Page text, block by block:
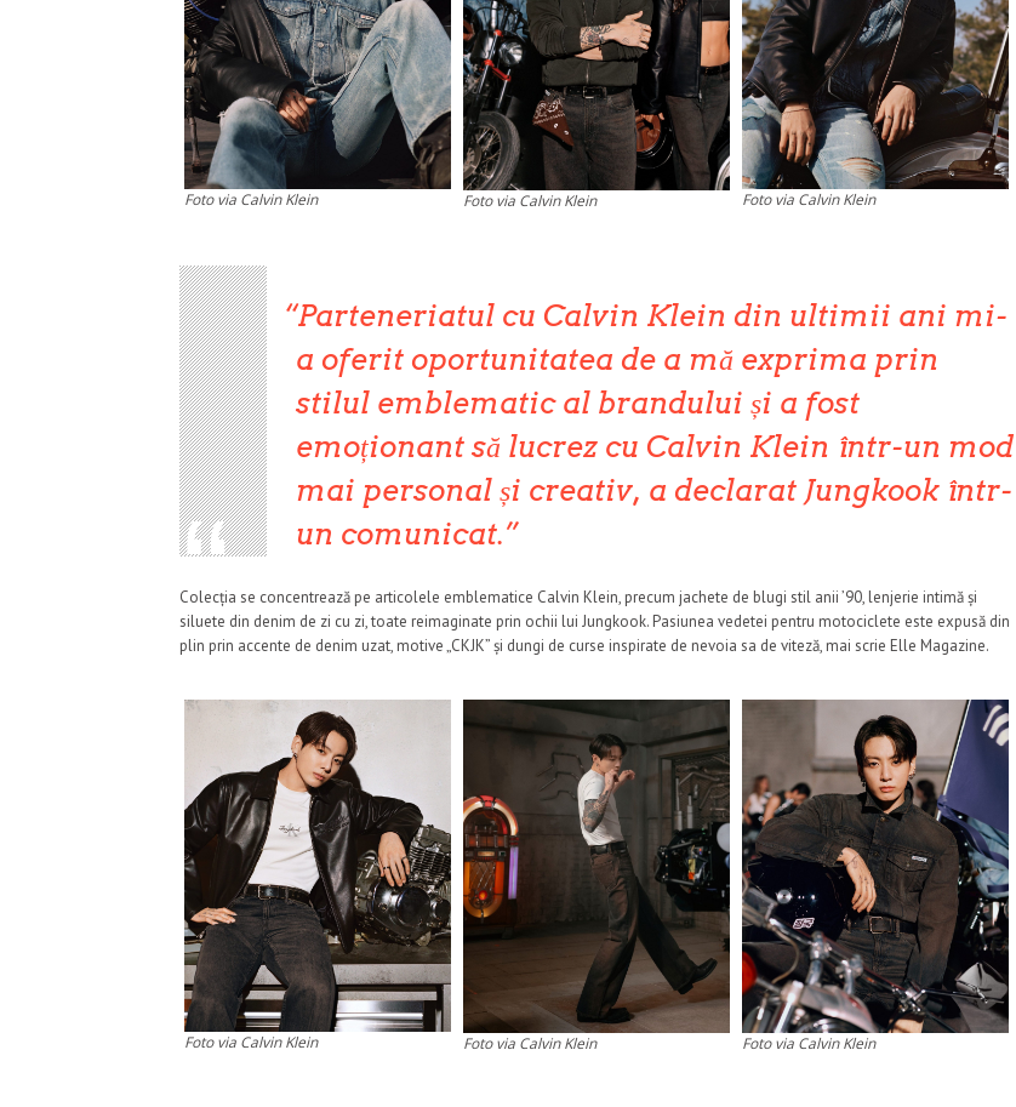
Foto via Calvin Klein Foto via Calvin Klein Foto via Calvin Klein
Parteneriatul cu Calvin Klein din ultimii ani mi-
a oferit oportunitatea de a mă exprima prin
stilul emblematic al brandului și a fost
emoționant să lucrez cu Calvin Klein într-un mod
mai personal și creativ, a declarat Jungkook într-
un comunicat.
Colecția se concentrează pe articolele emblematice Calvin Klein, precum jachete de blugi stil anii ’90, lenjerie intimă și
siluete din denim de zi cu zi, toate reimaginate prin ochii lui Jungkook. Pasiunea vedetei pentru motociclete este expusă din
plin prin accente de denim uzat, motive „CKJK” și dungi de curse inspirate de nevoia sa de viteză, mai scrie Elle Magazine.
Foto via Calvin Klein Foto via Calvin Klein Foto via Calvin Klein